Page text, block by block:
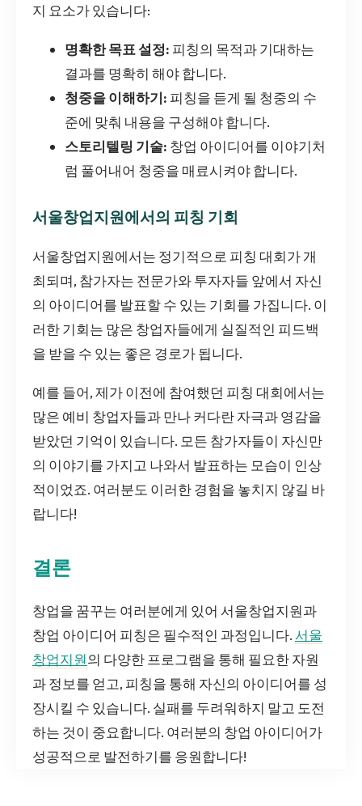
지 요소가 있습니다:
명확한 목표 설정: 피칭의 목적과 기대하는
결과를 명확히 해야 합니다.
청중을 이해하기: 피칭을 듣게 될 청중의 수
준에 맞춰 내용을 구성해야 합니다.
스토리텔링 기술: 창업 아이디어를 이야기처
럼 풀어내어 청중을 매료시켜야 합니다.
서울창업지원에서의 피칭 기회
서울창업지원에서는 정기적으로 피칭 대회가 개
최되며, 참가자는 전문가와 투자자들 앞에서 자신
의 아이디어를 발표할 수 있는 기회를 가집니다. 이
러한 기회는 많은 창업자들에게 실질적인 피드백
을 받을 수 있는 좋은 경로가 됩니다.
예를 들어, 제가 이전에 참여했던 피칭 대회에서는
많은 예비 창업자들과 만나 커다란 자극과 영감을
받았던 기억이 있습니다. 모든 참가자들이 자신만
의 이야기를 가지고 나와서 발표하는 모습이 인상
적이었죠. 여러분도 이러한 경험을 놓치지 않길 바
랍니다!
결론
창업을 꿈꾸는 여러분에게 있어 서울창업지원과
창업 아이디어 피칭은 필수적인 과정입니다. 서울
창업지원의 다양한 프로그램을 통해 필요한 자원
과 정보를 얻고, 피칭을 통해 자신의 아이디어를 성
장시킬 수 있습니다. 실패를 두려워하지 말고 도전
하는 것이 중요합니다. 여러분의 창업 아이디어가
성공적으로 발전하기를 응원합니다!